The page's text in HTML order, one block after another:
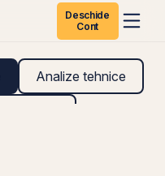
Deschide
Cont
Analize tehnice